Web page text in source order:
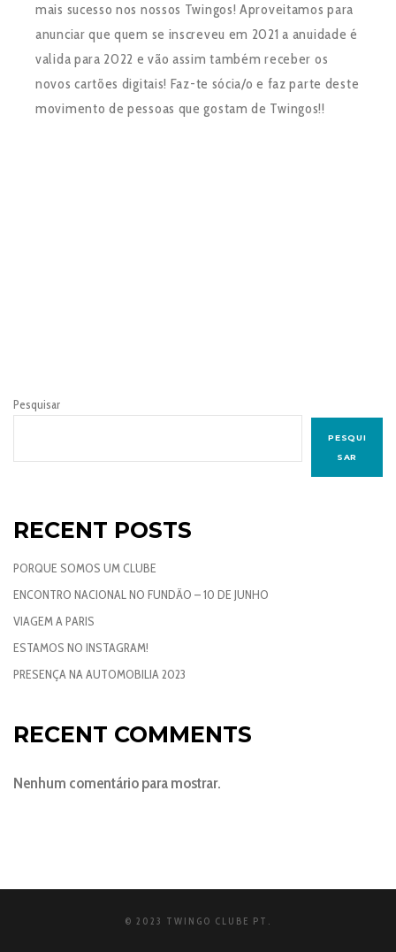
mais sucesso nos nossos Twingos! Aproveitamos para
anunciar que quem se inscreveu em 2021 a anuidade é
valida para 2022 e vão assim também receber os
novos cartões digitais! Faz-te sócia/o e faz parte deste
movimento de pessoas que gostam de Twingos!!
Pesquisar
PESQUI
SAR
RECENT POSTS
PORQUE SOMOS UM CLUBE
ENCONTRO NACIONAL NO FUNDÃO – 10 DE JUNHO
VIAGEM A PARIS
ESTAMOS NO INSTAGRAM!
PRESENÇA NA AUTOMOBILIA 2023
RECENT COMMENTS
Nenhum comentário para mostrar.
© 2023 TWINGO CLUBE PT.